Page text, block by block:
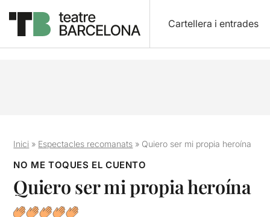
Cartellera i entrades
Inici » Espectacles recomanats » Quiero ser mi propia heroína
NO ME TOQUES EL CUENTO
Quiero ser mi propia heroína